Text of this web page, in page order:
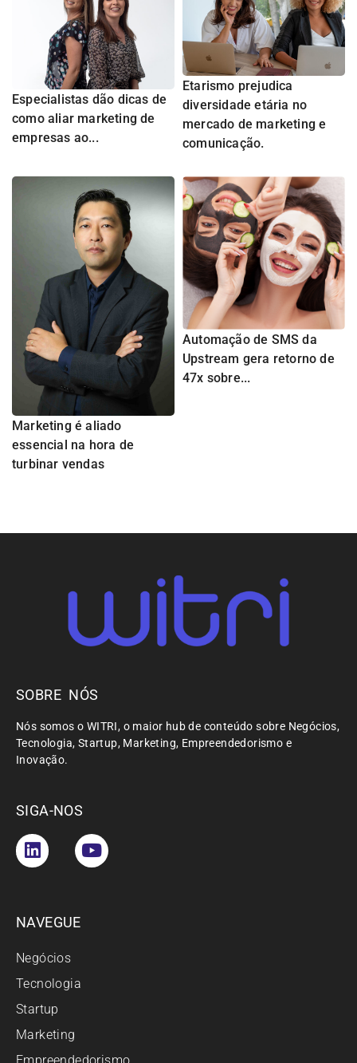
Especialistas dão dicas de
como aliar marketing de
empresas ao...
Etarismo prejudica
diversidade etária no
mercado de marketing e
comunicação.
Marketing é aliado
essencial na hora de
turbinar vendas
Automação de SMS da
Upstream gera retorno de
47x sobre...
SOBRE NÓS
Nós somos o WITRI, o maior hub de conteúdo sobre Negócios,
Tecnologia, Startup, Marketing, Empreendedorismo e
Inovação.
SIGA-NOS
NAVEGUE
Negócios
Tecnologia
Startup
Marketing
Empreendedorismo